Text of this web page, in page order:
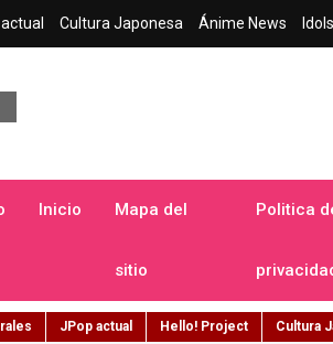
Cultura Japonesa Ánime News
Inicio Mapa del
sitio
Politica
JPop actual Hello! Project Cultura